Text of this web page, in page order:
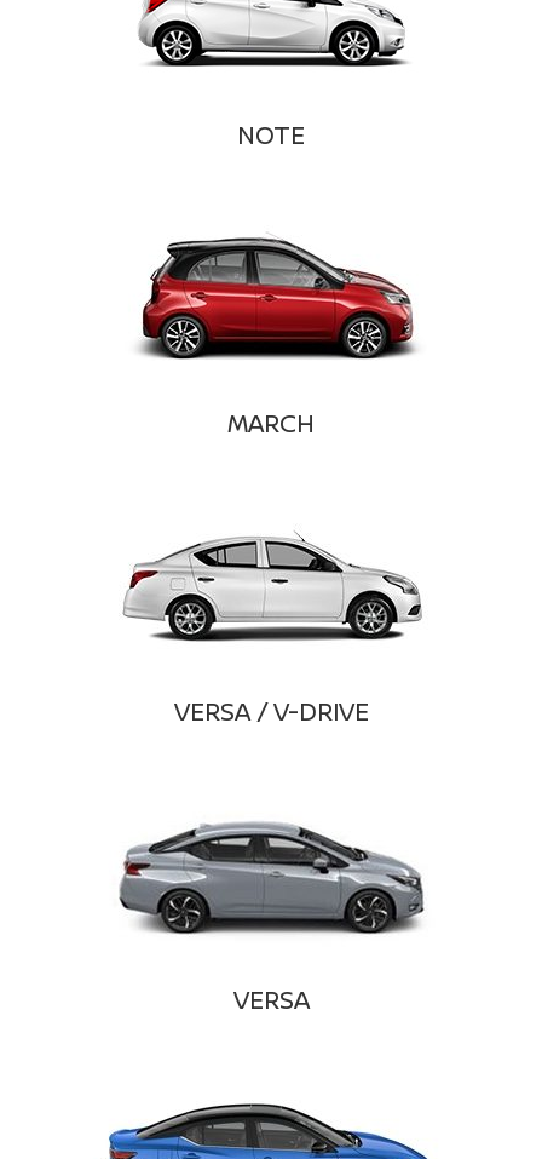
NOTE
MARCH
VERSA / V-DRIVE
VERSA